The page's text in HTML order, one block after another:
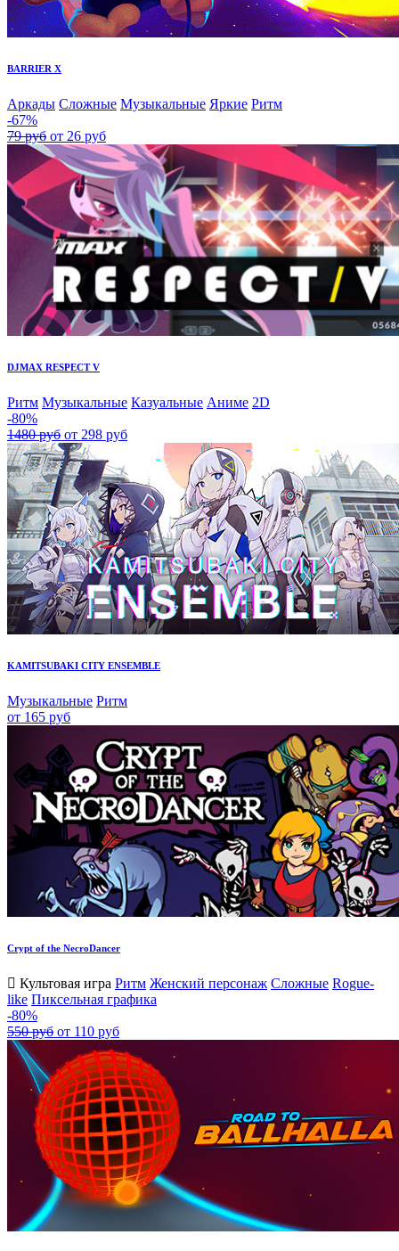
BARRIER X
Аркады Сложные Музыкальные Яркие Ритм
-67%
79 руб от 26 руб
DJMAX RESPECT V
Ритм Музыкальные Казуальные Аниме 2D
-80%
1480 руб от 298 руб
KAMITSUBAKI CITY ENSEMBLE
Музыкальные Ритм
от 165 руб
Crypt of the NecroDancer
Культовая игра Ритм Женский персонаж Сложные Rogue-
like Пиксельная графика
-80%
550 руб от 110 руб